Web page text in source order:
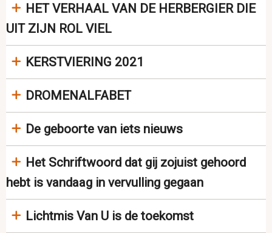
HET VERHAAL VAN DE HERBERGIER DIE
UIT ZIJN ROL VIEL
KERSTVIERING 2021
DROMENALFABET
De geboorte van iets nieuws
Het Schriftwoord dat gij zojuist gehoord
hebt is vandaag in vervulling gegaan
Lichtmis Van U is de toekomst